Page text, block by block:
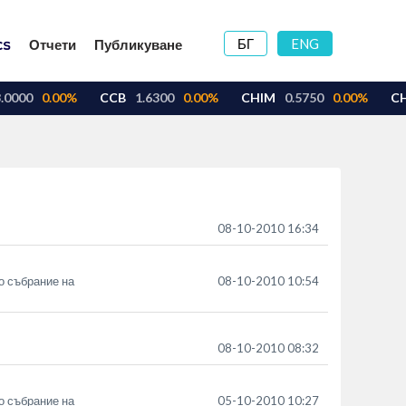
БГ ENG
Отчети Публикуване
08-10-2010 16:34
събрание на 08-10-2010 10:54
08-10-2010 08:32
събрание на 05-10-2010 10:27